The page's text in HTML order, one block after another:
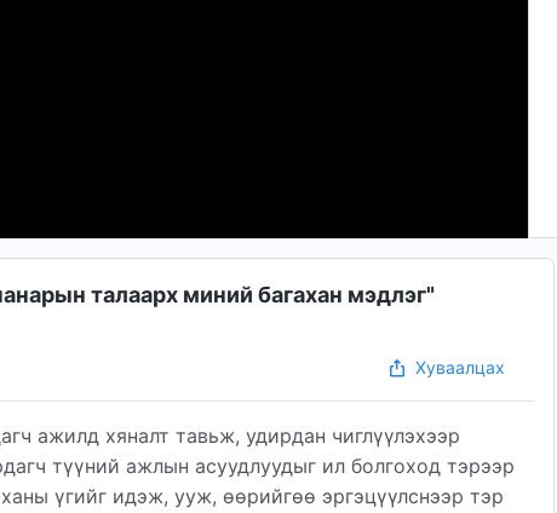
талаарх миний багахан мэдлэг"
Хуваалцах
ажилд хяналт тавьж, удирдан чиглүүлэхээр
түүний ажлын асуудлуудыг ил болгоход тэрээр
үгийг идэж, ууж, өөрийгөө эргэцүүлснээр тэр